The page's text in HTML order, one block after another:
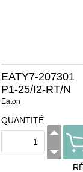
EATY7-207301
P1-25/I2-RT/N
Eaton
QUANTITÉ